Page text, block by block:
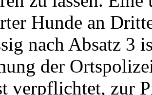
Hunde an
nach Absatz 3
der
verpflichtet, zur